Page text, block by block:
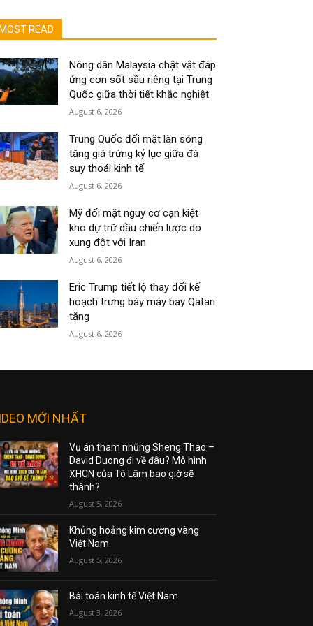
MOST READ
Nông dân Malaysia chật vật đáp
ứng cơn sốt sầu riêng tại Trung
Quốc giữa thời tiết khắc nghiệt
August 6, 2026
Trung Quốc đối mặt làn sóng
tăng giá trứng kỷ lục giữa đà
suy thoái kinh tế
August 6, 2026
Mỹ đối mặt nguy cơ cạn kiệt
kho dự trữ dầu chiến lược do
xung đột với Iran
August 6, 2026
Eric Trump tiết lộ thay đổi kế
hoạch trưng bày máy bay Qatari
tặng
August 6, 2026
MỚI NHẤT
Vụ án tham nhũng Sheng Thao –
David Duong đi về đâu? Mô hình
XHCN của Tô Lâm bao giờ sẽ
thành?
August 5, 2026
Khủng hoảng kim cương vàng
Việt Nam
August 5, 2026
Bài toán kinh tế Việt Nam
August 3, 2026